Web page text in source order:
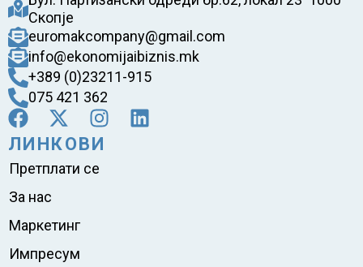
Скопје
euromakcompany@gmail.com
info@ekonomijaibiznis.mk
+389 (0)23211-915
075 421 362
ЛИНКОВИ
Претплати се
За нас
Маркетинг
Импресум